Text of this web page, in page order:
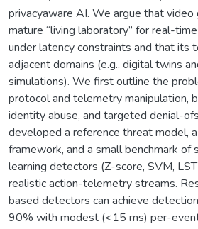
privacyaware AI. We argue that video
mature “living laboratory” for real-
under latency constraints and that its
adjacent domains (e.g., digital twins
simulations). We first outline the
protocol and telemetry manipulation,
identity abuse, and targeted denial-
developed a reference threat model,
framework, and a small benchmark of
learning detectors (Z-score, SVM,
realistic action-telemetry streams.
based detectors can achieve
90% with modest (<15 ms) per-